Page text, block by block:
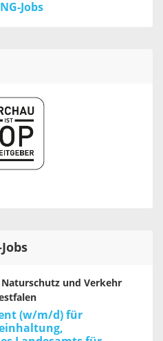
Jobs
und Verkehr
(w/m/d) für